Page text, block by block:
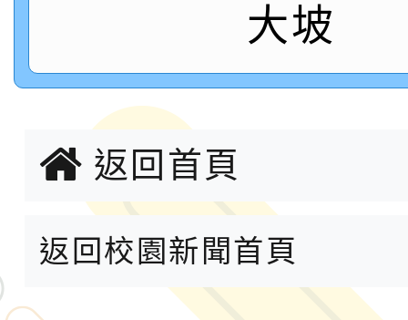
年八月份教師研習
國立成功大學辦理「台
融平台-教案暨教學示
115學年度「學習扶助
計畫子計畫十一-2：國
小時認證研習計畫」
115年度「教育部表揚
義教育推展貢獻獎」實
轉知桃園市政府交通局
共運輸服務，鼓勵民眾
桃「我的減碳存摺2.0
115年第二屆全國原住
2026年新北亞洲盃暨
大坡
返回首頁
返回校園新聞首頁